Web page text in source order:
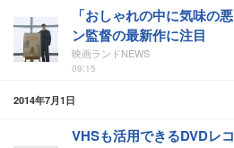
「おしゃれの中に気味の
ン監督の最新作に注目
映画ランドNEWS
09:15
2014年7月1日
VHSも活用できるDVDレ